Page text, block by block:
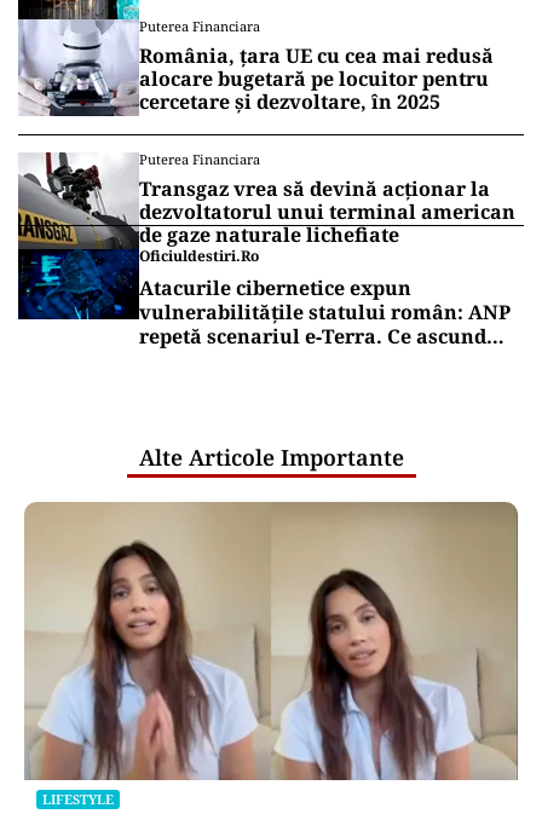
Puterea Financiara
România, țara UE cu cea mai redusă
alocare bugetară pe locuitor pentru
cercetare și dezvoltare, în 2025
Puterea Financiara
Transgaz vrea să devină acționar la
dezvoltatorul unui terminal american
de gaze naturale lichefiate
Oficiuldestiri.ro
Atacurile cibernetice expun
vulnerabilitățile statului român: ANP
repetă scenariul e‑Terra. Ce ascund
Alte Articole Importante
LIFESTYLE